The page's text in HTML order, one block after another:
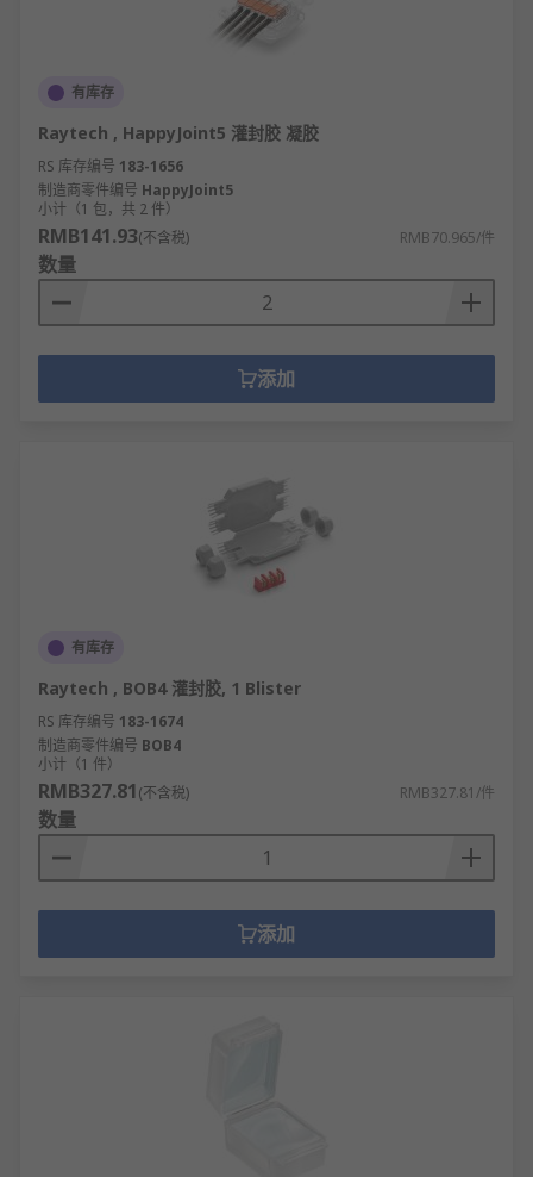
有库存
Raytech , HappyJoint5 灌封胶 凝胶
RS 库存编号 183-1656
制造商零件编号 HappyJoint5
小计（1 包，共 2 件）
RMB141.93(不含税) RMB70.965/件
数量
添加
有库存
Raytech , BOB4 灌封胶, 1 Blister
RS 库存编号 183-1674
制造商零件编号 BOB4
小计（1 件）
RMB327.81(不含税) RMB327.81/件
数量
添加